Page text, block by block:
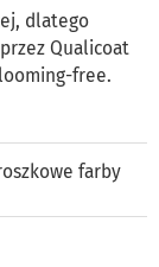
dlatego
Qualicoat
free.
farby